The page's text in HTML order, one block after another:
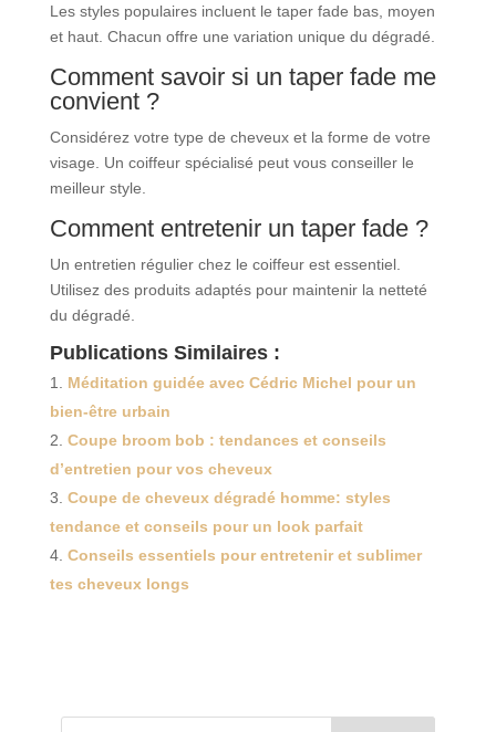
Les styles populaires incluent le taper fade bas, moyen
et haut. Chacun offre une variation unique du dégradé.
Comment savoir si un taper fade me
convient ?
Considérez votre type de cheveux et la forme de votre
visage. Un coiffeur spécialisé peut vous conseiller le
meilleur style.
Comment entretenir un taper fade ?
Un entretien régulier chez le coiffeur est essentiel.
Utilisez des produits adaptés pour maintenir la netteté
du dégradé.
Publications Similaires :
Méditation guidée avec Cédric Michel pour un
bien-être urbain
Coupe broom bob : tendances et conseils
d’entretien pour vos cheveux
Coupe de cheveux dégradé homme: styles
tendance et conseils pour un look parfait
Conseils essentiels pour entretenir et sublimer
tes cheveux longs